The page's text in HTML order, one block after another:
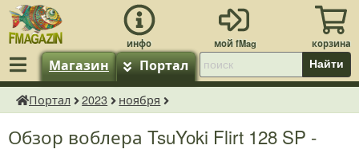
Магазин Портал Найти
fMagazin.ru
Портал 2023 ноября
Обзор воблера TsuYoki Flirt 128 SP -